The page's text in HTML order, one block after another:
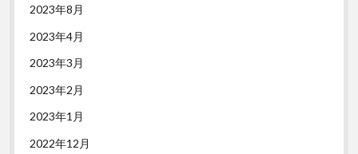
2023年8月
2023年4月
2023年3月
2023年2月
2023年1月
2022年12月